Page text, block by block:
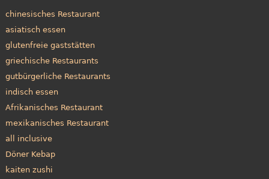
chinesisches Restaurant
asiatisch essen
glutenfreie gaststätten
griechische Restaurants
gutbürgerliche Restaurants
indisch essen
Afrikanisches Restaurant
mexikanisches Restaurant
all inclusive
Döner Kebap
kaiten zushi